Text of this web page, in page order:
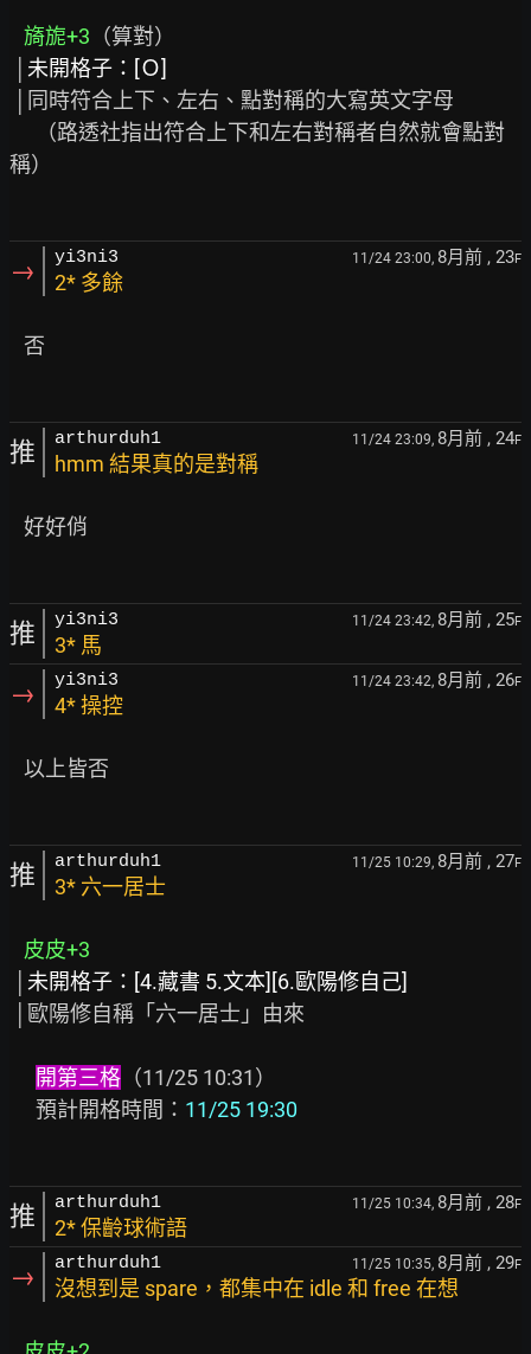
旖旎+3 （算對）
未開格子：[Ｏ]
（路透社指出符合上下和左右對稱者自然就會點對
稱）
→ yi3ni3 11/24 23:00, 8月前 , 23F
2* 多餘
推 arthurduh1 11/24 23:09, 8月前 , 24F
hmm 結果真的是對稱
推 yi3ni3 11/24 23:42, 8月前 , 25F
3* 馬
→ yi3ni3 11/24 23:42, 8月前 , 26F
4* 操控
推 arthurduh1 11/25 10:29, 8月前 , 27F
3* 六一居士
皮皮+3
未開格子：[4.藏書 5.文本][6.歐陽修自己]
開第三格 （11/25 10:31）
預計開格時間： 11/25 19:30
推 arthurduh1 11/25 10:34, 8月前 , 28F
2* 保齡球術語
→ arthurduh1 11/25 10:35, 8月前 , 29F
沒想到是 spare，都集中在 idle 和 free 在想